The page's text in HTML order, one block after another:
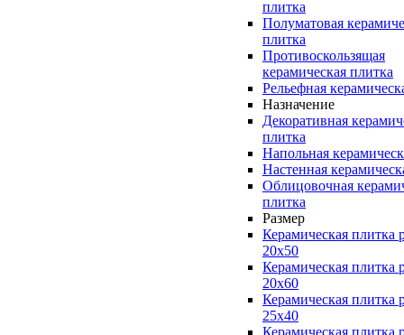
плитка
Полуматовая
плитка
Противоскользящая
керамическая плитка
Рельефная
Назначение
Декоративная
плитка
Напольная
Настенная
Облицовочная
плитка
Размер
Керамическая плитка
20x50
Керамическая плитка
20x60
Керамическая плитка
25x40
Керамическая плитка